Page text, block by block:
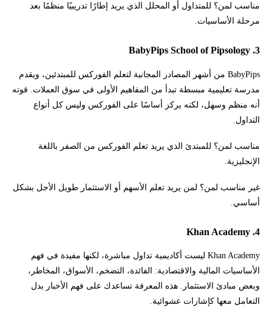
مناسب لمن؟ للمتداول أو المحلل الذي يريد إطارًا تدريبيًا منظمًا بعد
مرحلة الأساسيات.
3. BabyPips School of Pipsology
BabyPips من أشهر المصادر المجانية لتعلم الفوركس للمبتدئين، ويقدم
مدرسة تعليمية مبسطة تبدأ من المفاهيم الأولى في سوق العملات. قوته
أنه منظم وسهل، لكنه يركز أساسًا على الفوركس وليس كل أنواع
التداول.
مناسب لمن؟ للمبتدئ الذي يريد تعلم الفوركس من الصفر باللغة
الإنجليزية.
غير مناسب لمن؟ لمن يريد تعلم الأسهم أو الاستثمار طويل الأجل بشكل
أساسي.
4. Khan Academy
Khan Academy ليست أكاديمية تداول مباشرة، لكنها مفيدة في فهم
الأساسيات المالية والاقتصادية: الفائدة، التضخم، الأسواق، المخاطر،
وبعض مبادئ الاستثمار. هذه المعرفة تساعدك على فهم الأخبار بدل
التعامل معها كإشارات عشوائية.